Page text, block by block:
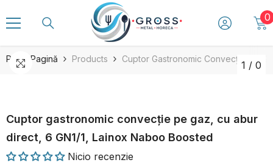
00
Prima Pagină Products Cuptor Gastronomic Convecție Pe
1 / 0
Cuptor gastronomic convecție pe gaz, cu abur
direct, 6 GN1/1, Lainox Naboo Boosted
Nicio recenzie